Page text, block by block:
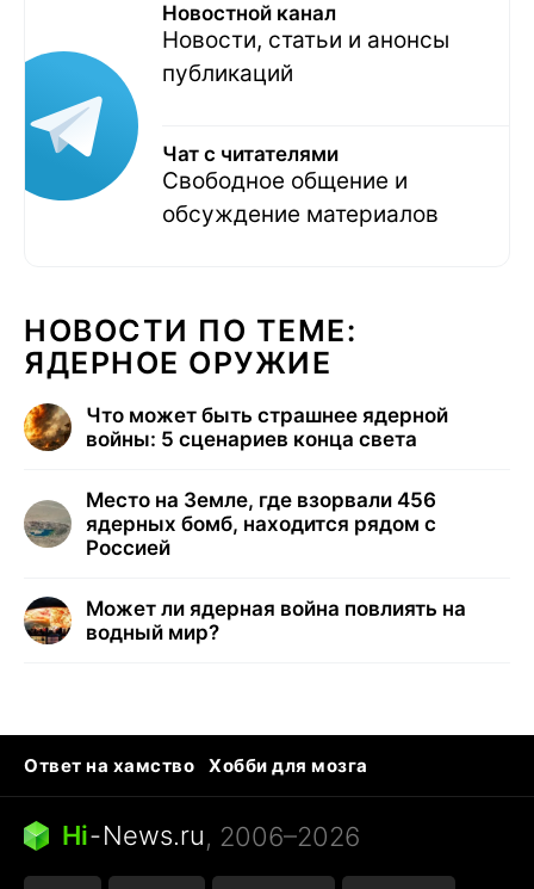
Новостной канал
Новости, статьи и анонсы
публикаций
Чат с читателями
Свободное общение и
обсуждение материалов
НОВОСТИ ПО ТЕМЕ:
ЯДЕРНОЕ ОРУЖИЕ
Что может быть страшнее ядерной
войны: 5 сценариев конца света
Место на Земле, где взорвали 456
ядерных бомб, находится рядом с
Россией
Может ли ядерная война повлиять на
водный мир?
Ответ на хамство
Хобби для мозга
Бензин 100 и 95
Тунцы в океанариуме
Следующая пандемия
Hi-News.ru, 2006–2026